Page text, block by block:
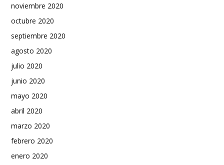
noviembre 2020
octubre 2020
septiembre 2020
agosto 2020
julio 2020
junio 2020
mayo 2020
abril 2020
marzo 2020
febrero 2020
enero 2020